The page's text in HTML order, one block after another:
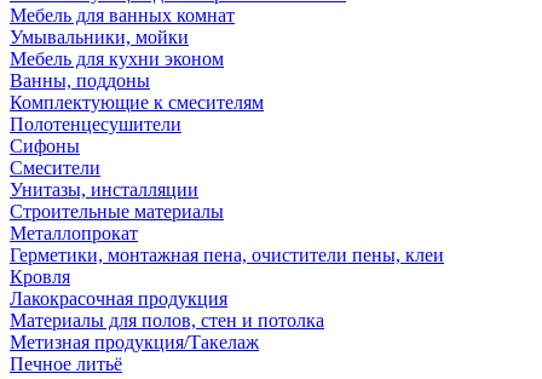
Мебель для ванных комнат
Умывальники, мойки
Мебель для кухни эконом
Ванны, поддоны
Комплектующие к смесителям
Полотенцесушители
Сифоны
Смесители
Унитазы, инсталляции
Строительные материалы
Металлопрокат
Герметики, монтажная пена, очистители пены, клеи
Кровля
Лакокрасочная продукция
Материалы для полов, стен и потолка
Метизная продукция/Такелаж
Печное литьё